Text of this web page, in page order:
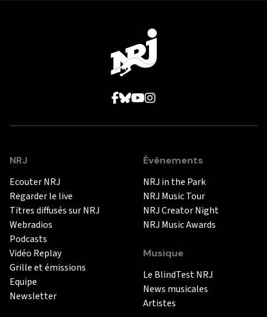
NRJ
Ecouter NRJ
Regarder le live
Titres diffusés sur NRJ
Webradios
Podcasts
Vidéo Replay
Grille et émissions
Equipe
Newsletter
Événements
NRJ in the Park
NRJ Music Tour
NRJ Creator Night
NRJ Music Awards
Musique
Le BlindTest NRJ
News musicales
Artistes